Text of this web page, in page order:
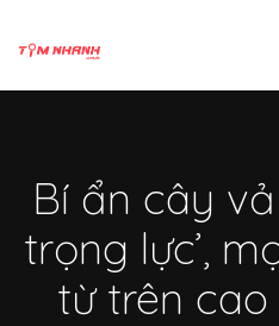
Bí ẩn cây
trọng lực’,
từ trên